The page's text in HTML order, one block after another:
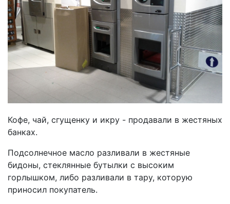
Кофе, чай, сгущенку и икру - продавали в жестяных
банках.
Подсолнечное масло разливали в жестяные
бидоны, стеклянные бутылки с высоким
горлышком, либо разливали в тару, которую
приносил покупатель.